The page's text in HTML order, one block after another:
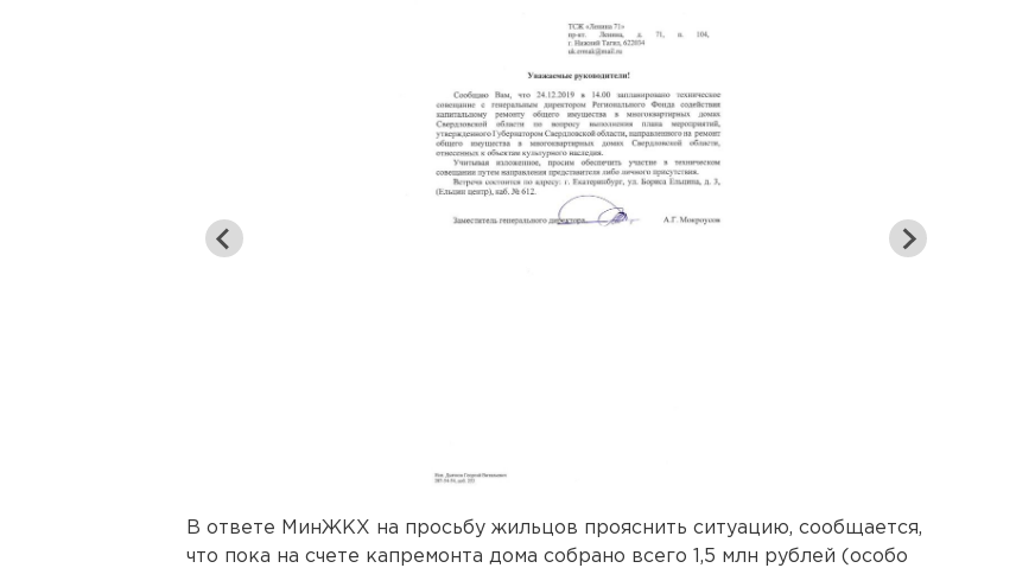
В ответе МинЖКХ на просьбу жильцов прояснить ситуацию, сообщается,
что пока на счете капремонта дома собрано всего 1,5 млн рублей (особо